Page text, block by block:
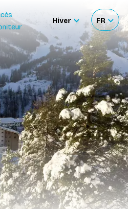
Hiver
Sélectionner
le
site
FR
votre
langue